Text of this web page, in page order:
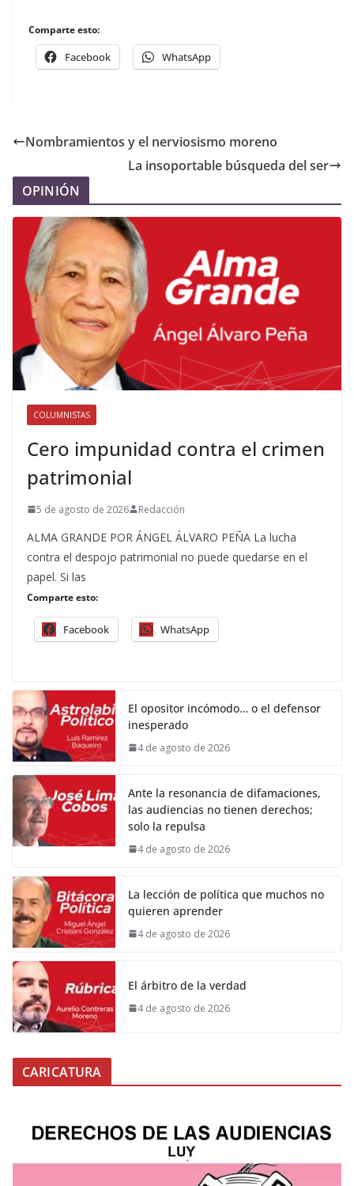
Comparte esto:
Facebook WhatsApp
Nombramientos y el nerviosismo moreno
La insoportable búsqueda del ser
OPINIÓN
COLUMNISTAS
Cero impunidad contra el crimen
patrimonial
5 de agosto de 2026 Redacción
ALMA GRANDE POR ÁNGEL ÁLVARO PEÑA La lucha
contra el despojo patrimonial no puede quedarse en el
papel. Si las
Comparte esto:
Facebook WhatsApp
El opositor incómodo… o el defensor
inesperado
4 de agosto de 2026
Ante la resonancia de difamaciones,
las audiencias no tienen derechos;
solo la repulsa
4 de agosto de 2026
La lección de política que muchos no
quieren aprender
4 de agosto de 2026
El árbitro de la verdad
4 de agosto de 2026
CARICATURA